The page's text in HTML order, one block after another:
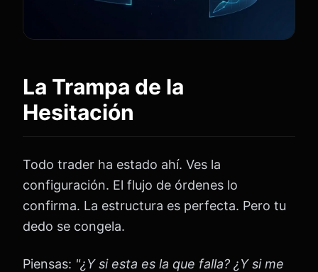
La Trampa de la
Hesitación
Todo trader ha estado ahí. Ves la
configuración. El flujo de órdenes lo
confirma. La estructura es perfecta. Pero tu
dedo se congela.
Piensas: "¿Y si esta es la que falla? ¿Y si me